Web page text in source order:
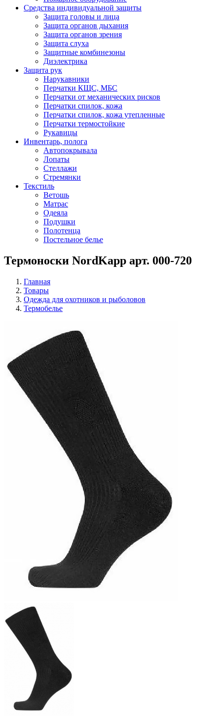
Средства индивидуальной защиты
Защита головы и лица
Защита органов дыхания
Защита органов зрения
Защита слуха
Защитные комбинезоны
Диэлектрика
Защита рук
Нарукавники
Перчатки КЩС, МБС
Перчатки от механических рисков
Перчатки спилок, кожа
Перчатки спилок, кожа утепленные
Перчатки термостойкие
Рукавицы
Инвентарь, полога
Автопокрывала
Лопаты
Стеллажи
Стремянки
Текстиль
Ветошь
Матрас
Одеяла
Подушки
Полотенца
Постельное белье
Термоноски NordKapp арт. 000-720
Главная
Товары
Одежда для охотников и рыболовов
Термобелье